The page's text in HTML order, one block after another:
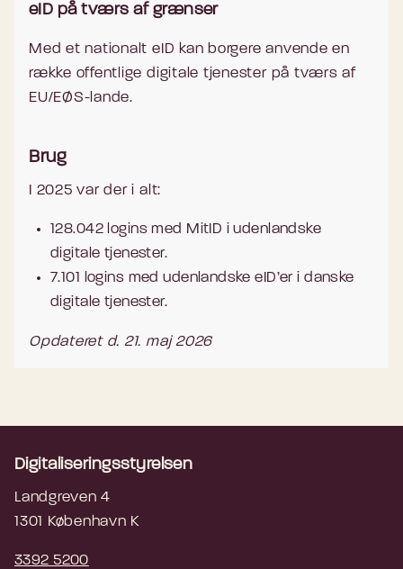
eID på tværs af grænser
Med et nationalt eID kan borgere anvende en
række offentlige digitale tjenester på tværs af
EU/EØS-lande.
Brug
I 2025 var der i alt:
128.042 logins med MitID i udenlandske
digitale tjenester.
7.101 logins med udenlandske eID’er i danske
digitale tjenester.
Opdateret d. 21. maj 2026
Digitaliseringsstyrelsen
Landgreven 4
1301 København K
3392 5200